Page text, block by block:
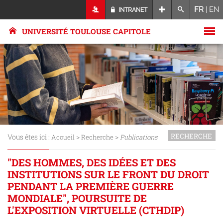
INTRANET FR | EN
UNIVERSITÉ TOULOUSE CAPITOLE
Vous êtes ici : Accueil >Recherche >Publications RECHERCHE
"DES HOMMES, DES IDÉES ET DES
INSTITUTIONS SUR LE FRONT DU DROIT
PENDANT LA PREMIÈRE GUERRE
MONDIALE", POURSUITE DE
L'EXPOSITION VIRTUELLE (CTHDIP)